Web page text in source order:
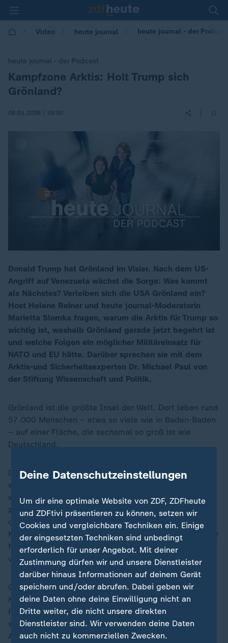
Video heute journal heute journal - der
heute journal - der Podcast
:Kampfzone Arktis: Holt Trump sich
Grönland?
08.01.2026 | 19:00
00:15
Donald Trump hat Grönland im Visier. Nach dem US-
Angriff auf Venezuela wächst die Sorge: Was kommt
als Nächstes? Verleiben sich die USA Grönland ein?
Host Helene Reiner und heute journal-Moderatorin
Marietta Slomka fragen, warum die Arktis für Trump so
wichtig ist, weshalb Grönland gerade jetzt begehrt ist
und welche Folgen ein möglicher Militäreinsatz für
NATO und EU hätte. Darüber sprechen sie mit dem
Arktis-und Sicherheitsexperten Dr. Michael Paul von
der Stiftung Wissenschaft und Politik.
Grönland ist die größte Insel der Welt. Dort leben rund
57.000 Menschen – etwa so viele wie in Baden-Baden
– auf einer Fläche, die sechsmal so groß ist wie
Deutschland.
Die Insel liegt weit im Norden, in der Arktis. Bis 1953
war Grönland eine dänische Kolonie, heute ist es
weitgehend autonom. Dennoch behält Dänemark in
zentralen Bereichen wie Außen- und Sicherheitspolitik
das letzte Wort, da Grönland Teil des dänischen
Königreichs ist. Damit gehört die Insel automatisch zur
NATO und ist durch einen Sonderstatus mit der EU
verbunden.
Grönlands geostrategische Position gewinnt durch den
Klimawandel zunehmend an Bedeutung. Durch den
Rückgang des Eises in den nächsten Jahren werden
sich bisher schwer passierbare Seewege zwischen
Asien und Europa öffnen. Dadruch wird auch der
Deine Datenschutzeinstellungen
Um dir eine optimale Website von ZDF, ZDFheute
und ZDFtivi präsentieren zu können, setzen wir
Cookies und vergleichbare Techniken ein. Einige
der eingesetzten Techniken sind unbedingt
erforderlich für unser Angebot. Mit deiner
Zustimmung dürfen wir und unsere Dienstleister
darüber hinaus Informationen auf deinem Gerät
speichern und/oder abrufen. Dabei geben wir
deine Daten ohne deine Einwilligung nicht an
Dritte weiter, die nicht unsere direkten
Dienstleister sind. Wir verwenden deine Daten
auch nicht zu kommerziellen Zwecken.